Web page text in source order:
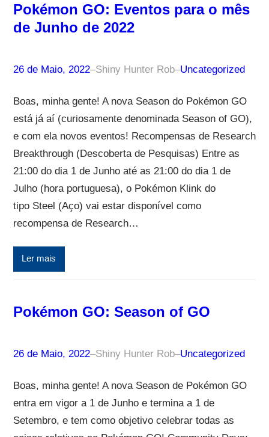
Pokémon GO: Eventos para o mês
de Junho de 2022
26 de Maio, 2022–Shiny Hunter Rob–Uncategorized
Boas, minha gente! A nova Season do Pokémon GO
está já aí (curiosamente denominada Season of GO),
e com ela novos eventos! Recompensas de Research
Breakthrough (Descoberta de Pesquisas) Entre as
21:00 do dia 1 de Junho até as 21:00 do dia 1 de
Julho (hora portuguesa), o Pokémon Klink do
tipo Steel (Aço) vai estar disponível como
recompensa de Research…
Ler mais
Pokémon GO: Season of GO
26 de Maio, 2022–Shiny Hunter Rob–Uncategorized
Boas, minha gente! A nova Season de Pokémon GO
entra em vigor a 1 de Junho e termina a 1 de
Setembro, e tem como objetivo celebrar todas as